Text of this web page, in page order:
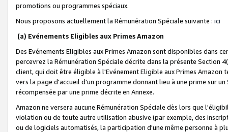
promotions ou programmes spéciaux.
Nous proposons actuellement la Rémunération Spéciale suivante : ici
(a) Evénements Eligibles aux Primes Amazon
Des Evénements Eligibles aux Primes Amazon sont disponibles dans
percevrez la Rémunération Spéciale décrite dans la présente Section
client, qui doit être éligible à l'Evénement Eligible aux Primes Amazon
vers la page d'accueil d'un programme donnant lieu à une prime sur
récompensée par une prime décrite en Annexe.
Amazon ne versera aucune Rémunération Spéciale dès lors que
violation ou de toute autre utilisation abusive (par exemple, des
ou de logiciels automatisés, la participation d'une même personne à